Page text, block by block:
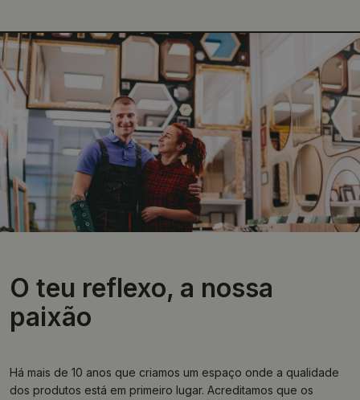
O teu reflexo, a nossa
paixão
Há mais de 10 anos que criamos um espaço onde a qualidade
dos produtos está em primeiro lugar. Acreditamos que os